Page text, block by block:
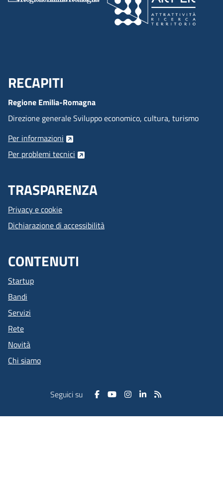
Menu Footer
RECAPITI
Regione Emilia-Romagna
Direzione generale Sviluppo economico, cultura, turismo
Per informazioni
Per problemi tecnici
TRASPARENZA
Privacy e cookie
Dichiarazione di accessibilità
CONTENUTI
Startup
Bandi
Servizi
Rete
Novità
Chi siamo
Seguici su